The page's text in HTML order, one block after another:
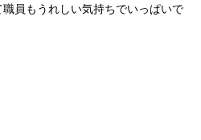
員もうれしい気持ちでいっぱいで